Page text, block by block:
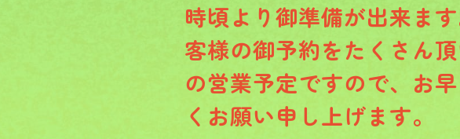
時頃より御準備が出来ま
客様の御予約をたくさん
の営業予定ですので、お
くお願い申し上げます。